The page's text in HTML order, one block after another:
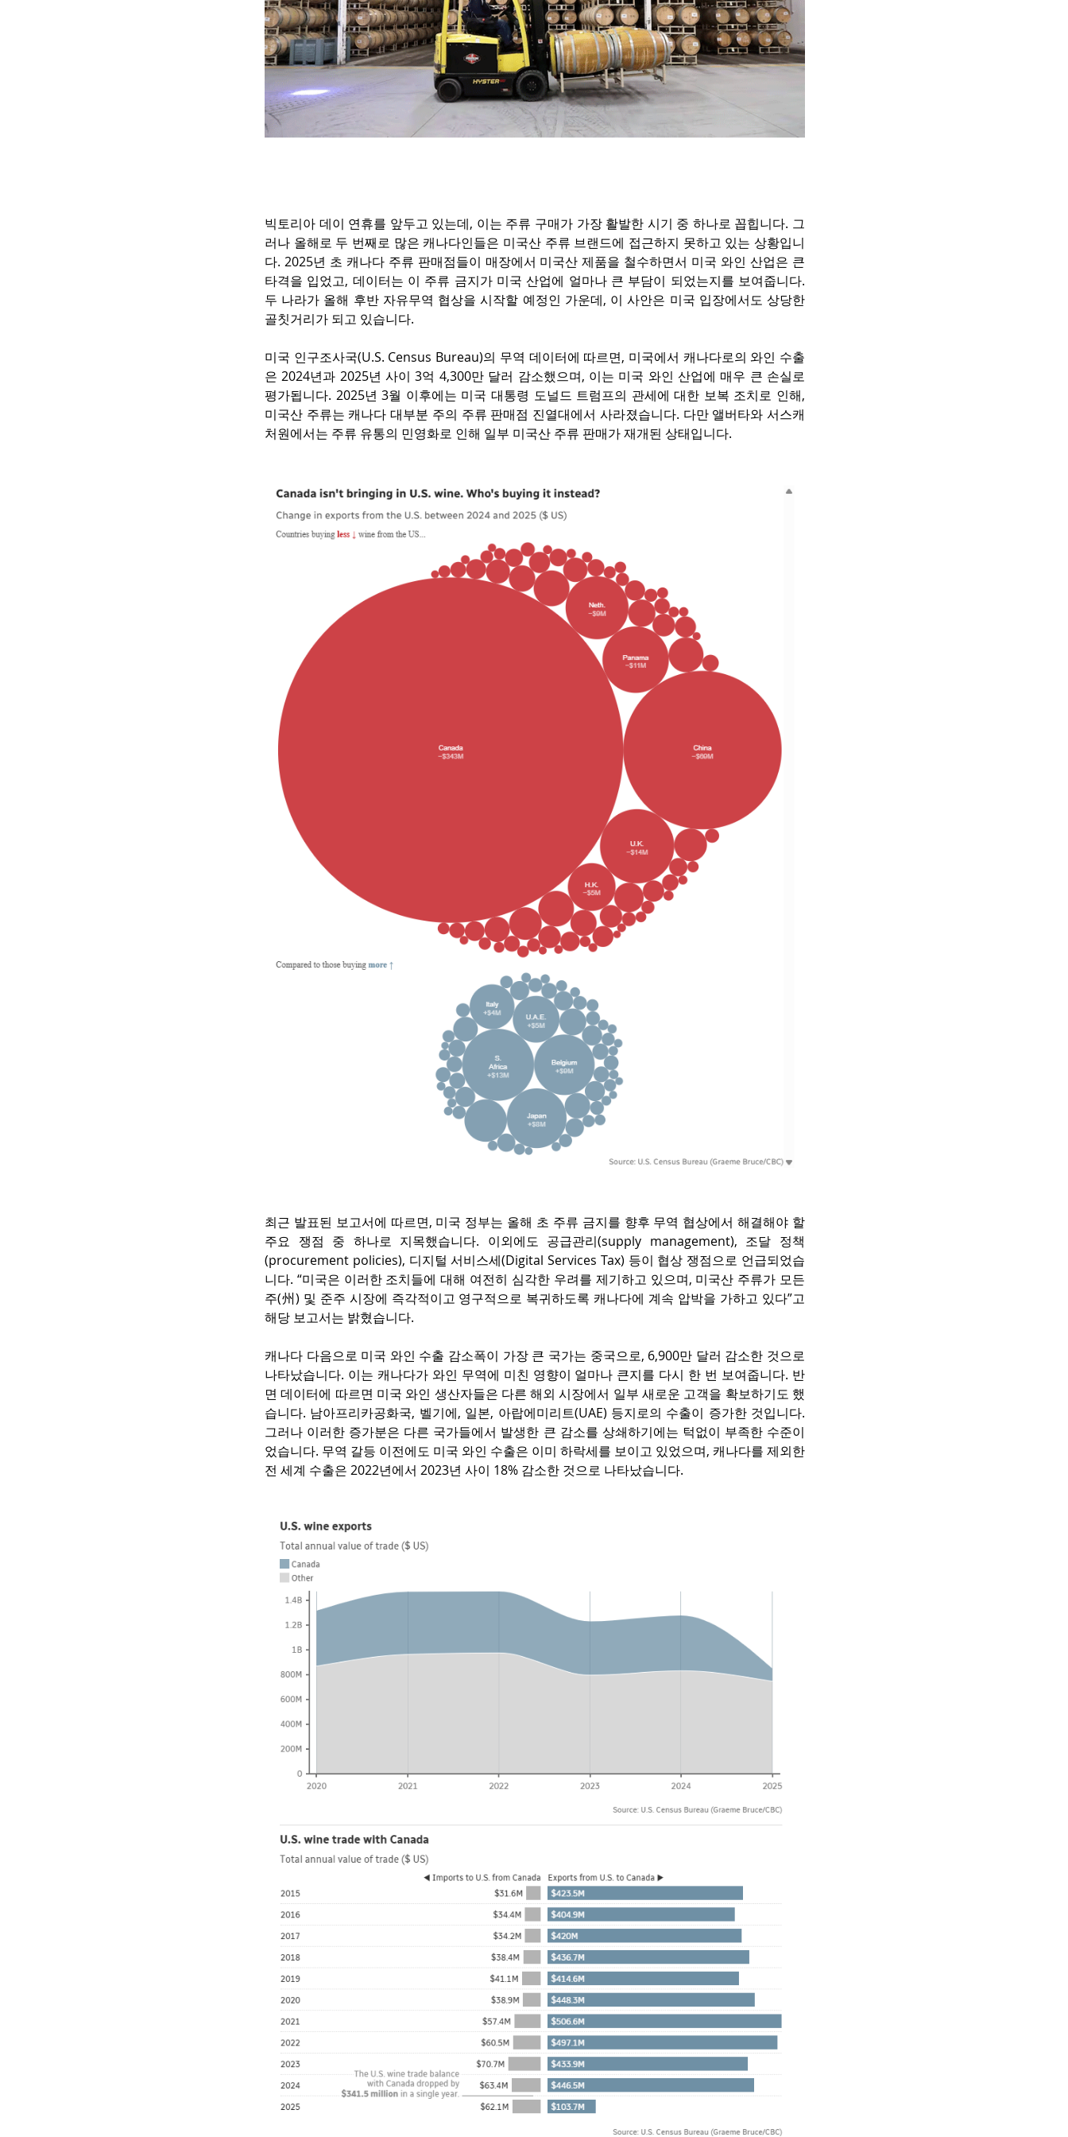
빅토리아 데이 연휴를 앞두고 있는데, 이는 주류 구매가 가장 활발한 시기 중 하나로 꼽힙니다. 그
러나 올해로 두 번째로 많은 캐나다인들은 미국산 주류 브랜드에 접근하지 못하고 있는 상황입니
다. 2025년 초 캐나다 주류 판매점들이 매장에서 미국산 제품을 철수하면서 미국 와인 산업은 큰
타격을 입었고, 데이터는 이 주류 금지가 미국 산업에 얼마나 큰 부담이 되었는지를 보여줍니다.
두 나라가 올해 후반 자유무역 협상을 시작할 예정인 가운데, 이 사안은 미국 입장에서도 상당한
골칫거리가 되고 있습니다.
미국 인구조사국(U.S. Census Bureau)의 무역 데이터에 따르면, 미국에서 캐나다로의 와인 수출
은 2024년과 2025년 사이 3억 4,300만 달러 감소했으며, 이는 미국 와인 산업에 매우 큰 손실로
평가됩니다. 2025년 3월 이후에는 미국 대통령 도널드 트럼프의 관세에 대한 보복 조치로 인해,
미국산 주류는 캐나다 대부분 주의 주류 판매점 진열대에서 사라졌습니다. 다만 앨버타와 서스캐
처원에서는 주류 유통의 민영화로 인해 일부 미국산 주류 판매가 재개된 상태입니다.
최근 발표된 보고서에 따르면, 미국 정부는 올해 초 주류 금지를 향후 무역 협상에서 해결해야 할
주요 쟁점 중 하나로 지목했습니다. 이외에도 공급관리(supply management), 조달 정책
(procurement policies), 디지털 서비스세(Digital Services Tax) 등이 협상 쟁점으로 언급되었습
니다. “미국은 이러한 조치들에 대해 여전히 심각한 우려를 제기하고 있으며, 미국산 주류가 모든
주(州) 및 준주 시장에 즉각적이고 영구적으로 복귀하도록 캐나다에 계속 압박을 가하고 있다”고
해당 보고서는 밝혔습니다.
캐나다 다음으로 미국 와인 수출 감소폭이 가장 큰 국가는 중국으로, 6,900만 달러 감소한 것으로
나타났습니다. 이는 캐나다가 와인 무역에 미친 영향이 얼마나 큰지를 다시 한 번 보여줍니다. 반
면 데이터에 따르면 미국 와인 생산자들은 다른 해외 시장에서 일부 새로운 고객을 확보하기도 했
습니다. 남아프리카공화국, 벨기에, 일본, 아랍에미리트(UAE) 등지로의 수출이 증가한 것입니다.
그러나 이러한 증가분은 다른 국가들에서 발생한 큰 감소를 상쇄하기에는 턱없이 부족한 수준이
었습니다. 무역 갈등 이전에도 미국 와인 수출은 이미 하락세를 보이고 있었으며, 캐나다를 제외한
전 세계 수출은 2022년에서 2023년 사이 18% 감소한 것으로 나타났습니다.